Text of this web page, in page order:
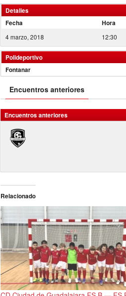
Detalles
Fecha
Hora
4 marzo, 2018 12:30
Polideportivo
Fontanar
Encuentros anteriores
Encuentros anteriores
Relacionado